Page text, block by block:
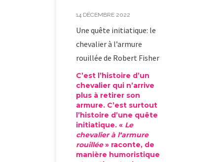
14 DÉCEMBRE 2022
Une quête initiatique: le
chevalier à l’armure
rouillée de Robert Fisher
C’est l’histoire d’un
chevalier qui n’arrive
plus à retirer son
armure. C’est surtout
l’histoire d’une quête
initiatique. « Le
chevalier à l‘armure
rouillée» raconte, de
manière humoristique